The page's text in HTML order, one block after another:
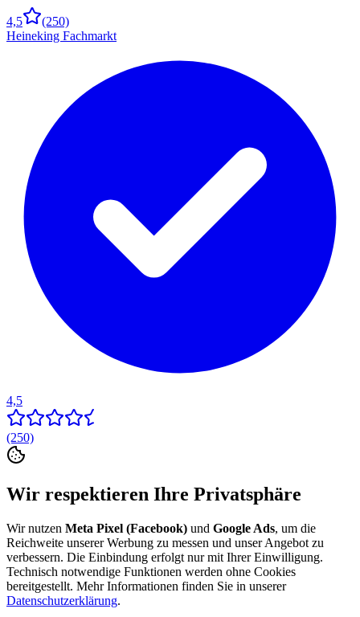
4,5
(250)
Heineking Fachmarkt
4,5
(250)
Wir respektieren Ihre Privatsphäre
Wir nutzen Meta Pixel (Facebook) und Google Ads, um die
Reichweite unserer Werbung zu messen und unser Angebot zu
verbessern. Die Einbindung erfolgt nur mit Ihrer Einwilligung.
Technisch notwendige Funktionen werden ohne Cookies
bereitgestellt. Mehr Informationen finden Sie in unserer
Datenschutzerklärung.